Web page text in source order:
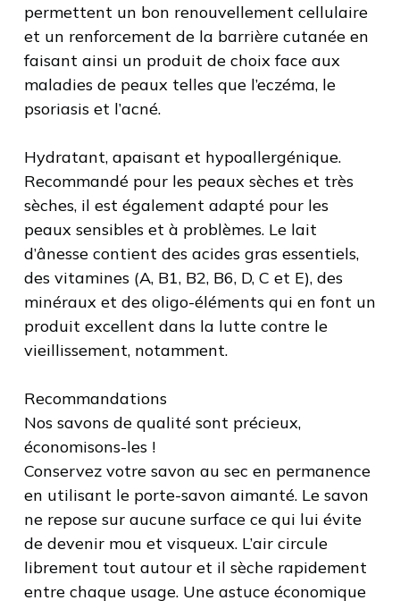
permettent un bon renouvellement cellulaire
et un renforcement de la barrière cutanée en
faisant ainsi un produit de choix face aux
maladies de peaux telles que l’eczéma, le
psoriasis et l’acné.
Hydratant, apaisant et hypoallergénique.
Recommandé pour les peaux sèches et très
sèches, il est également adapté pour les
peaux sensibles et à problèmes. Le lait
d’ânesse contient des acides gras essentiels,
des vitamines (A, B1, B2, B6, D, C et E), des
minéraux et des oligo-éléments qui en font un
produit excellent dans la lutte contre le
vieillissement, notamment.
Recommandations
Nos savons de qualité sont précieux,
économisons-les !
Conservez votre savon au sec en permanence
en utilisant le porte-savon aimanté. Le savon
ne repose sur aucune surface ce qui lui évite
de devenir mou et visqueux. L’air circule
librement tout autour et il sèche rapidement
entre chaque usage. Une astuce économique